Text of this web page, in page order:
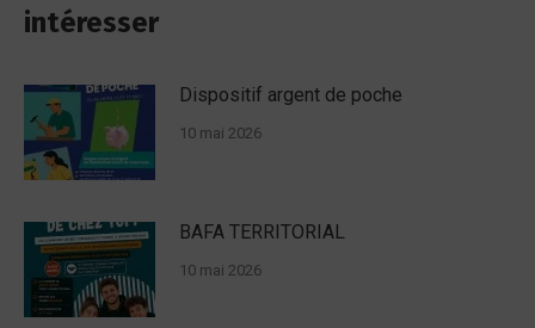
intéresser
Dispositif argent de poche
10 mai 2026
BAFA TERRITORIAL
10 mai 2026